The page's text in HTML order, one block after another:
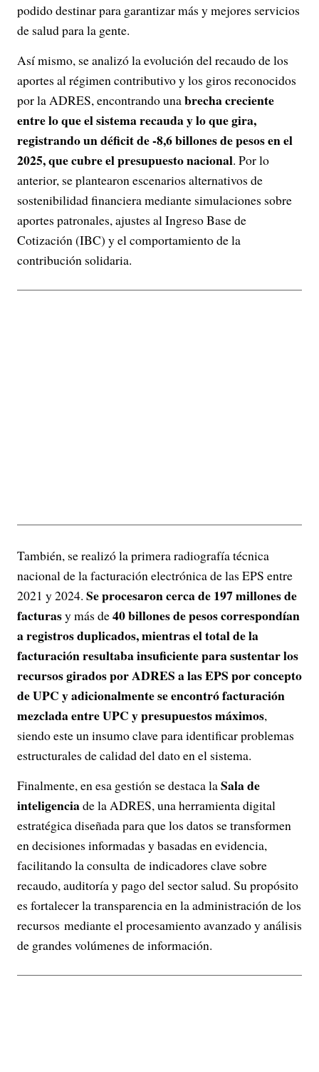
podido destinar para garantizar más y mejores servicios
de salud para la gente.
Así mismo, se analizó la evolución del recaudo de los
aportes al régimen contributivo y los giros reconocidos
por la ADRES, encontrando unabrecha creciente
entre lo que el sistema recauda y lo que gira,
registrando un déficit de -8,6 billones de pesos en el
2025, que cubre el presupuesto nacional. Por lo
anterior, se plantearon escenarios alternativos de
sostenibilidad financiera mediante simulaciones sobre
aportes patronales, ajustes al Ingreso Base de
Cotización (IBC) y el comportamiento de la
contribución solidaria.
También, se realizó la primera radiografía técnica
nacional de la facturación electrónica de las EPS entre
2021 y 2024. Se procesaron cerca de 197 millones de
facturasy más de40 billones de pesos correspondían
a registros duplicados, mientras el total de la
facturación resultaba insuficiente para sustentar los
recursos girados por ADRES a las EPS por concepto
de UPC y adicionalmente se encontró facturación
mezclada entre UPC y presupuestos máximos,
siendo este un insumo clave para identificar problemas
estructurales de calidad del dato en el sistema.
Finalmente, en esa gestión se destaca laSala de
inteligenciade la ADRES, una herramienta digital
estratégica diseñada para que los datos se transformen
en decisiones informadas y basadas en evidencia,
facilitando la consulta de indicadores clave sobre
recaudo, auditoría y pago del sector salud. Su propósito
es fortalecer la transparencia en la administración de los
recursos mediante el procesamiento avanzado y análisis
de grandes volúmenes de información.